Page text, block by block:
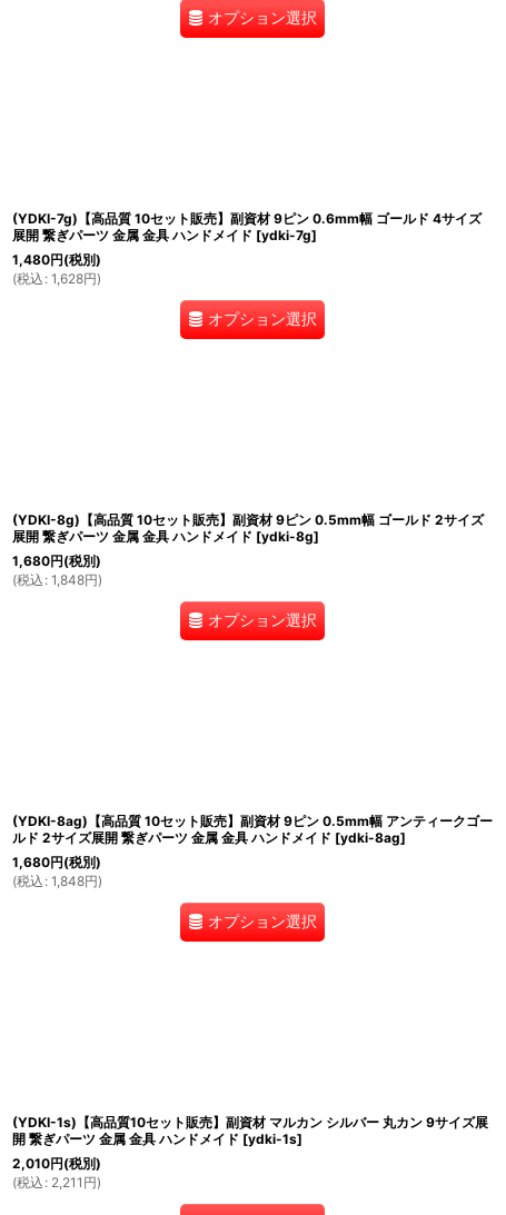
オプション選択
(YDKI-7g)【高品質 10セット販売】副資材 9ピン 0.6mm幅 ゴールド 4サイズ
展開 繋ぎパーツ 金属 金具 ハンドメイド [ydki-7g]
1,480円(税別)
(税込 : 1,628円)
オプション選択
(YDKI-8g)【高品質 10セット販売】副資材 9ピン 0.5mm幅 ゴールド 2サイズ
展開 繋ぎパーツ 金属 金具 ハンドメイド [ydki-8g]
1,680円(税別)
(税込 : 1,848円)
オプション選択
(YDKI-8ag)【高品質 10セット販売】副資材 9ピン 0.5mm幅 アンティークゴー
ルド 2サイズ展開 繋ぎパーツ 金属 金具 ハンドメイド [ydki-8ag]
1,680円(税別)
(税込 : 1,848円)
オプション選択
(YDKI-1s)【高品質10セット販売】副資材 マルカン シルバー 丸カン 9サイズ展
開 繋ぎパーツ 金属 金具 ハンドメイド [ydki-1s]
2,010円(税別)
(税込 : 2,211 円)